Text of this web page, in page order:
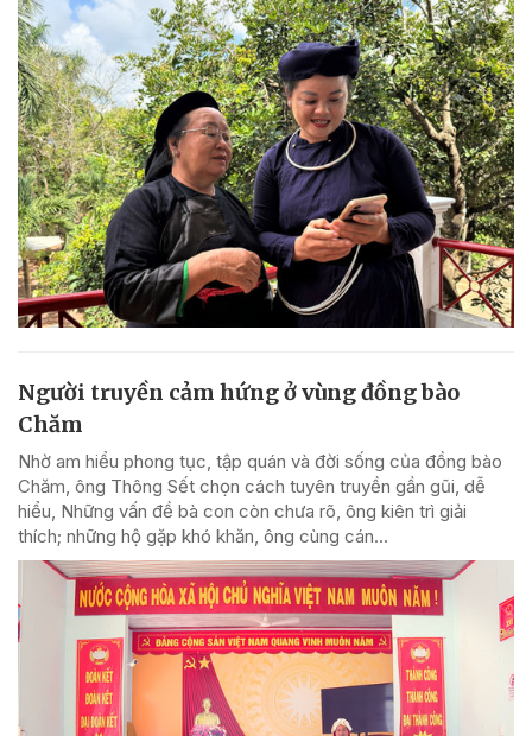
Người truyền cảm hứng ở vùng đồng bào
Chăm
Nhờ am hiểu phong tục, tập quán và đời sống của đồng bào
Chăm, ông Thông Sết chọn cách tuyên truyền gần gũi, dễ
hiểu, Những vấn đề bà con còn chưa rõ, ông kiên trì giải
thích; những hộ gặp khó khăn, ông cùng cán...